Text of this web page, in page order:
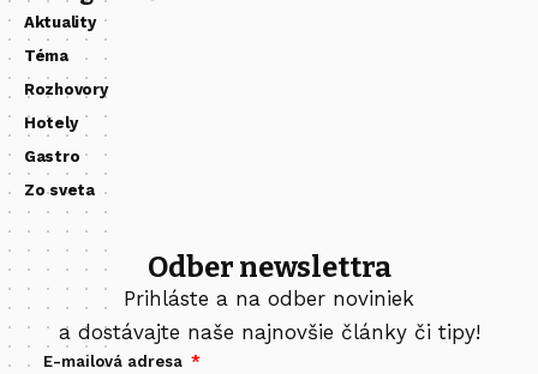
Aktuality
Téma
Rozhovory
Hotely
Gastro
Zo sveta
Odber newslettra
Prihláste a na odber noviniek
a dostávajte naše najnovšie články či tipy!
E-mailová adresa